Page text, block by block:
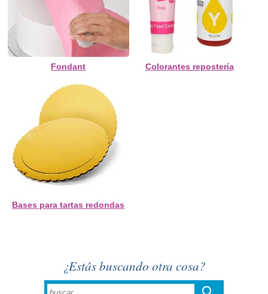
Fondant Colorantes repostería
Bases para tartas redondas
¿Estás buscando otra cosa?